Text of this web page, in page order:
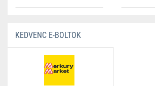
KEDVENC E-BOLTOK